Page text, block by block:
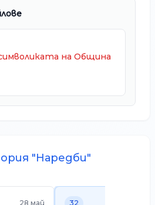
на Община
"Наредби"
28 май 32